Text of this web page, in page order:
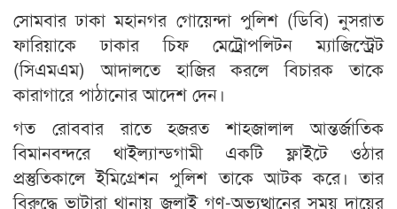
সোমবার ঢাকা মহানগর গোয়েন্দা পুলিশ (ডিবি) নুসরাত
ফারিয়াকে ঢাকার চিফ মেট্রোপলিটন ম্যাজিস্ট্রেট
(সিএমএম) আদালতে হাজির করলে বিচারক তাকে
কারাগারে পাঠানোর আদেশ দেন।
গত রোববার রাতে হজরত শাহজালাল আন্তর্জাতিক
বিমানবন্দরে থাইল্যান্ডগামী একটি ফ্লাইটে ওঠার
প্রস্তুতিকালে ইমিগ্রেশন পুলিশ তাকে আটক করে। তার
বিরুদ্ধে ভাটারা থানায় জুলাই গণ-অভ্যুত্থানের সময় দায়ের